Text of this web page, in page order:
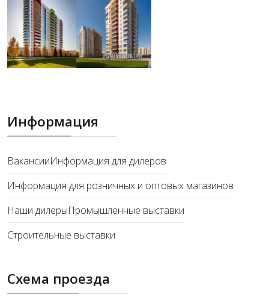
Информация
ВакансииИнформация для дилеров
Информация для розничных и оптовых магазинов
Наши дилерыПромышленные выставки
Строительные выставки
Схема проезда